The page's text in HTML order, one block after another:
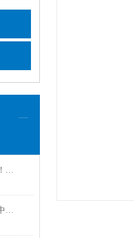
选DO继电器输出模块别只看价格！触点容量、响应速度这些参数才是关键
DO继电器输出模块在工业自动化中的核心作用